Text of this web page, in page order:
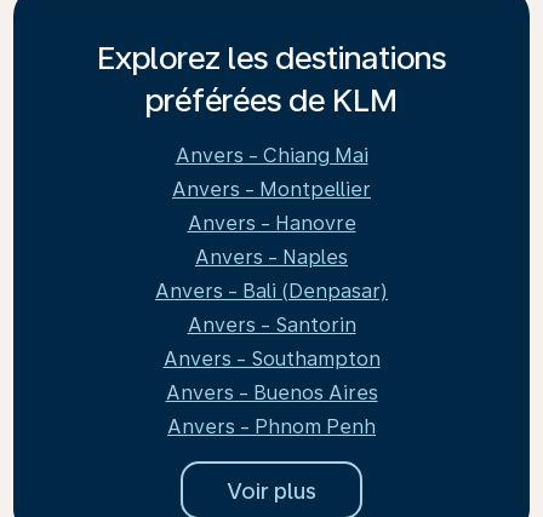
Explorez les destinations
préférées de KLM
Anvers - Chiang Mai
Anvers - Montpellier
Anvers - Hanovre
Anvers - Naples
Anvers - Bali (Denpasar)
Anvers - Santorin
Anvers - Southampton
Anvers - Buenos Aires
Anvers - Phnom Penh
Voir plus